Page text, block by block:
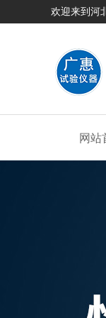
欢迎来到河
网站